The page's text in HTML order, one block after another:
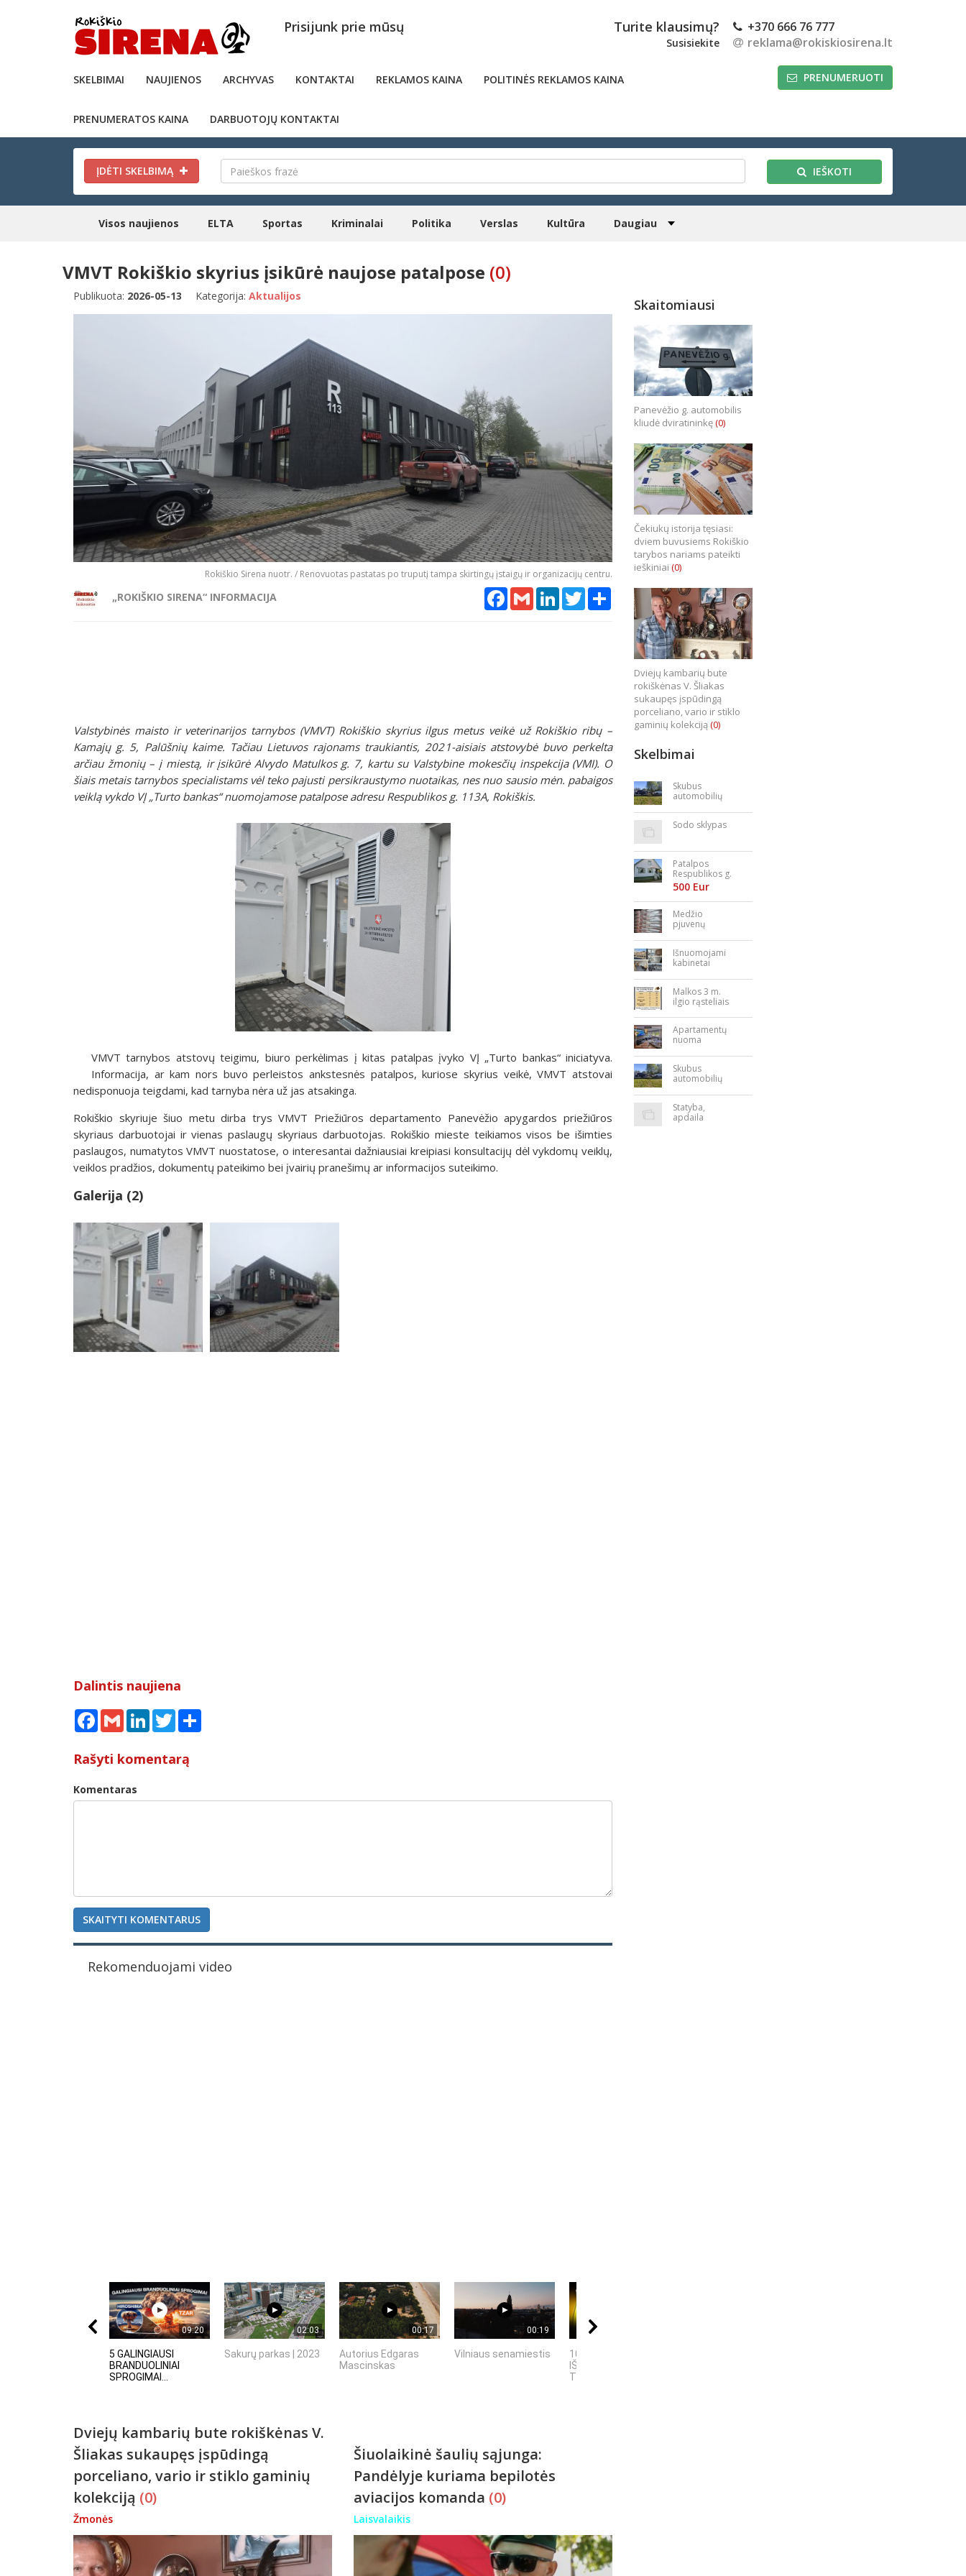
Prisijunk prie mūsų Turite klausimų?
Susisiekite
+370 666 76 777
reklama@rokiskiosirena.lt
SKELBIMAI NAUJIENOS ARCHYVAS KONTAKTAI REKLAMOS KAINA POLITINĖS REKLAMOS KAINA
PRENUMERATOS KAINA DARBUOTOJŲ KONTAKTAI
PRENUMERUOTI
ĮDĖTI SKELBIMĄ IEŠKOTI
Visos naujienos ELTA Sportas Kriminalai Politika Verslas Kultūra Daugiau
VMVT Rokiškio skyrius įsikūrė naujose patalpose (0)
Publikuota: 2026-05-13 Kategorija: Aktualijos
Rokiškio Sirena nuotr. / Renovuotas pastatas po truputį tampa skirtingų įstaigų ir organizacijų centru.
„ROKIŠKIO SIRENA“ INFORMACIJA Facebook
GmailLinkedInTwitterShare
Valstybinės maisto ir veterinarijos tarnybos (VMVT) Rokiškio skyrius ilgus metus veikė už Rokiškio ribų –
Kamajų g. 5, Palūšnių kaime. Tačiau Lietuvos rajonams traukiantis, 2021-aisiais atstovybė buvo perkelta
arčiau žmonių – į miestą, ir įsikūrė Alvydo Matulkos g. 7, kartu su Valstybine mokesčių inspekcija (VMI). O
šiais metais tarnybos specialistams vėl teko pajusti persikraustymo nuotaikas, nes nuo sausio mėn. pabaigos
veiklą vykdo VĮ „Turto bankas“ nuomojamose patalpose adresu Respublikos g. 113A, Rokiškis.
VMVT tarnybos atstovų teigimu, biuro perkėlimas į kitas patalpas įvyko VĮ „Turto bankas“ iniciatyva.
Informacija, ar kam nors buvo perleistos ankstesnės patalpos, kuriose skyrius veikė, VMVT atstovai
nedisponuoja teigdami, kad tarnyba nėra už jas atsakinga.
Rokiškio skyriuje šiuo metu dirba trys VMVT Priežiūros departamento Panevėžio apygardos priežiūros
skyriaus darbuotojai ir vienas paslaugų skyriaus darbuotojas. Rokiškio mieste teikiamos visos be išimties
paslaugos, numatytos VMVT nuostatose, o interesantai dažniausiai kreipiasi konsultacijų dėl vykdomų veiklų,
veiklos pradžios, dokumentų pateikimo bei įvairių pranešimų ar informacijos suteikimo.
Galerija (2)
Dalintis naujiena
FacebookGmail LinkedInTwitter
Rašyti komentarą
Komentaras
SKAITYTI KOMENTARUS
Rekomenduojami video
09:20
5 GALINGIAUSI
BRANDUOLINIAI
SPROGIMAI...
02:03
Sakurų parkas | 2023
00:17
Autorius Edgaras
Mascinskas
00:19
Vilniaus senamiestis
10 FILMUOSE
IŠGALVOTŲ
TECHNOLOGIJŲ,...
Dviejų kambarių bute rokiškėnas V.
Šliakas sukaupęs įspūdingą
porceliano, vario ir stiklo gaminių
kolekciją (0)
Žmonės
Šiuolaikinė šaulių sąjunga:
Pandėlyje kuriama bepilotės
aviacijos komanda (0)
Laisvalaikis
Skaitomiausi
Panevėžio g. automobilis
kliudė dviratininkę(0)
Čekiukų istorija tęsiasi:
dviem buvusiems Rokiškio
tarybos nariams pateikti
ieškiniai (0)
Dviejų kambarių bute
rokiškėnas V. Šliakas
sukaupęs įspūdingą
porceliano, vario ir stiklo
gaminių kolekciją (0)
Skelbimai
Skubus
automobilių
Sodo sklypas
Patalpos
Respublikos g.
23
500 Eur
Medžio
pjuvenų
briketai
Išnuomojami
kabinetai
bės aikštėje
Malkos 3 m.
ilgio rąsteliais
Apartamentų
nuoma
Skubus
automobilių
Statyba,
apdaila